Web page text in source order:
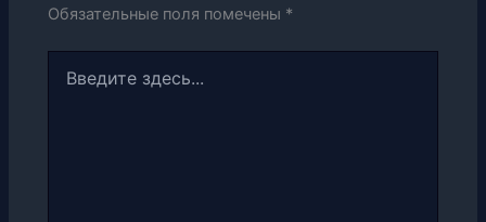
Обязательные поля помечены *
здесь...